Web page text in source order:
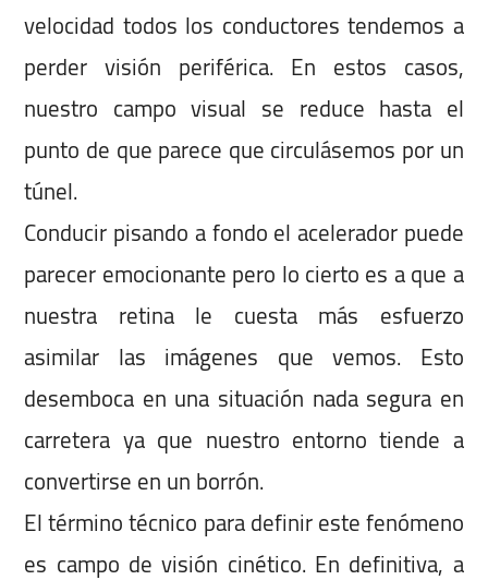
velocidad todos los conductores tendemos a
perder visión periférica. En estos casos,
nuestro campo visual se reduce hasta el
punto de que parece que circulásemos por un
túnel.
Conducir pisando a fondo el acelerador puede
parecer emocionante pero lo cierto es a que a
nuestra retina le cuesta más esfuerzo
asimilar las imágenes que vemos. Esto
desemboca en una situación nada segura en
carretera ya que nuestro entorno tiende a
convertirse en un borrón.
El término técnico para definir este fenómeno
es campo de visión cinético. En definitiva, a